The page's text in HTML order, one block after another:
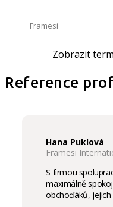
Framesi
Zobrazit
Reference
Hana Puklová
Framesi
S firmou
maximálně
obchoďáků,